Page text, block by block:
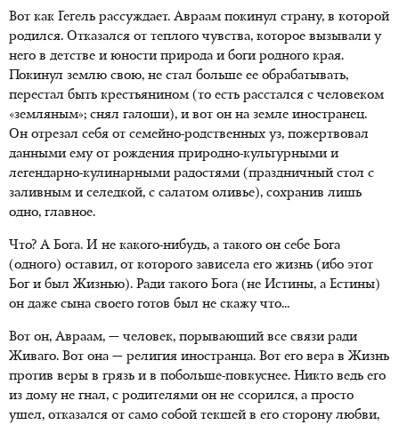
Вот как Гегель рассуждает. Авраам покинул страну, в которой
родился. Отказался от теплого чувства, которое вызывали у
него в детстве и юности природа и боги родного края.
Покинул землю свою, не стал больше ее обрабатывать,
перестал быть крестьянином (то есть расстался с человеком
«земляным»; снял галоши), и вот он на земле иностранец.
Он отрезал себя от семейно-родственных уз, пожертвовал
данными ему от рождения природно-культурными и
легендарно-кулинарными радостями (праздничный стол с
заливным и селедкой, с салатом оливье), сохранив лишь
одно, главное.
Что? А Бога. И не какого-нибудь, а такого он себе Бога
(одного) оставил, от которого зависела его жизнь (ибо этот
Бог и был Жизнью). Ради такого Бога (не Истины, а Естины)
он даже сына своего готов был не скажу что...
Вот он, Авраам, — человек, порывающий все связи ради
Живаго. Вот она — религия иностранца. Вот его вера в Жизнь
против веры в грязь и в побольше-повкуснее. Никто ведь его
из дому не гнал, с родителями он не ссорился, а просто
ушел, отказался от само собой текшей в его сторону любви,